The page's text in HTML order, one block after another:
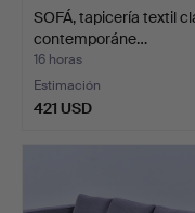
SOFÁ, tapicería textil
contemporáne…
16 horas
Estimación
421 USD